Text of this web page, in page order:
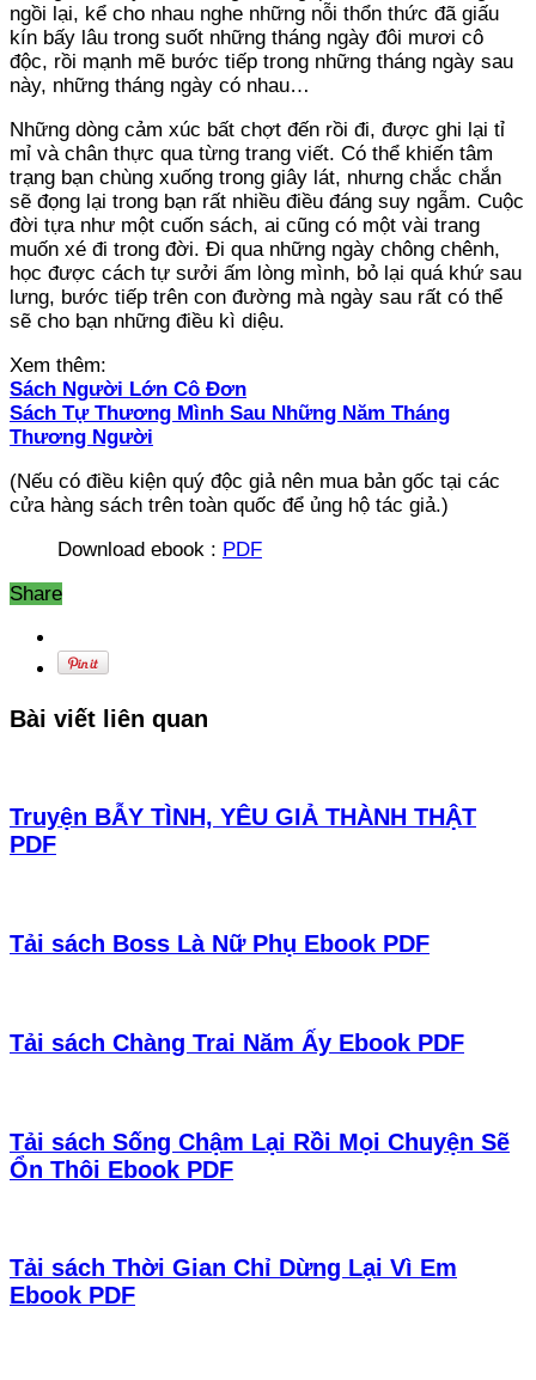
ngồi lại, kể cho nhau nghe những nỗi thổn thức đã giấu
kín bấy lâu trong suốt những tháng ngày đôi mươi cô
độc, rồi mạnh mẽ bước tiếp trong những tháng ngày sau
này, những tháng ngày có nhau…
Những dòng cảm xúc bất chợt đến rồi đi, được ghi lại tỉ
mỉ và chân thực qua từng trang viết. Có thể khiến tâm
trạng bạn chùng xuống trong giây lát, nhưng chắc chắn
sẽ đọng lại trong bạn rất nhiều điều đáng suy ngẫm. Cuộc
đời tựa như một cuốn sách, ai cũng có một vài trang
muốn xé đi trong đời. Đi qua những ngày chông chênh,
học được cách tự sưởi ấm lòng mình, bỏ lại quá khứ sau
lưng, bước tiếp trên con đường mà ngày sau rất có thể
sẽ cho bạn những điều kì diệu.
Xem thêm:
Sách Người Lớn Cô Đơn
Sách Tự Thương Mình Sau Những Năm Tháng
Thương Người
(Nếu có điều kiện quý độc giả nên mua bản gốc tại các
cửa hàng sách trên toàn quốc để ủng hộ tác giả.)
Download ebook : PDF
Share
Bài viết liên quan
Truyện BẪY TÌNH, YÊU GIẢ THÀNH THẬT
PDF
Tải sách Boss Là Nữ Phụ Ebook PDF
Tải sách Chàng Trai Năm Ấy Ebook PDF
Tải sách Sống Chậm Lại Rồi Mọi Chuyện Sẽ
Ổn Thôi Ebook PDF
Tải sách Thời Gian Chỉ Dừng Lại Vì Em
Ebook PDF